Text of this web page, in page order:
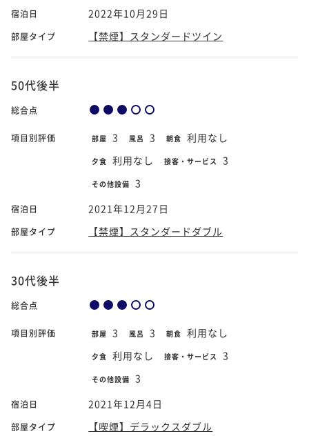
宿泊日 2022年10月29日
部屋タイプ 【禁煙】スタンダードツイン
50代後半
総合点
項目別評価 部屋 3 風呂 3 朝食 利用なし
夕食 利用なし 接客・サービス 3
その他設備 3
宿泊日 2021年12月27日
部屋タイプ 【禁煙】スタンダードダブル
30代後半
総合点
項目別評価 部屋 3 風呂 3 朝食 利用なし
夕食 利用なし 接客・サービス 3
その他設備 3
宿泊日 2021年12月4日
部屋タイプ 【喫煙】デラックスダブル